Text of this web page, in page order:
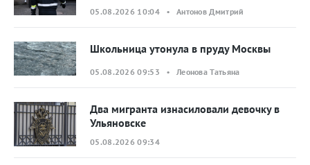
05.08.2026 10:04 • Антонов Дмитрий
Школьница утонула в пруду Москвы
05.08.2026 09:53 • Леонова Татьяна
Два мигранта изнасиловали девочку в
Ульяновске
05.08.2026 09:34